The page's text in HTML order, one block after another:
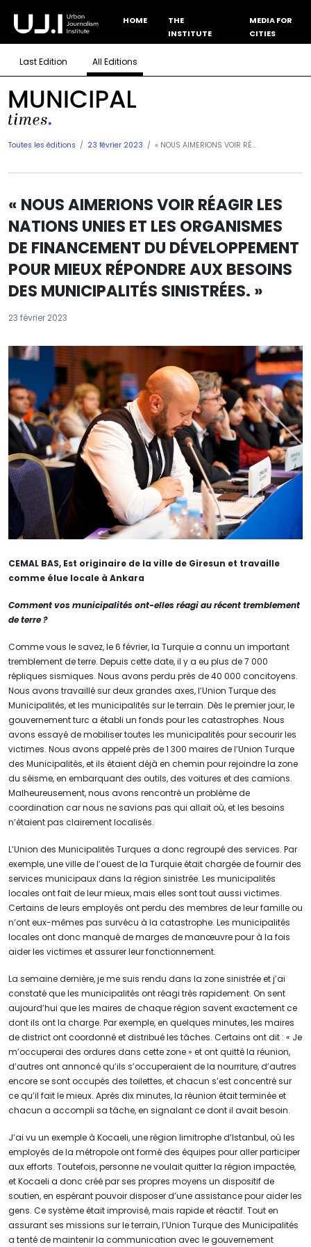
HOME
THE
INSTITUTE
MEDIA FOR
CITIES
Last Edition All Editions
Toutes les éditions 23 février 2023 « NOUS AIMERIONS VOIR RÉ...
« NOUS AIMERIONS VOIR RÉAGIR LES
NATIONS UNIES ET LES ORGANISMES
DE FINANCEMENT DU DÉVELOPPEMENT
POUR MIEUX RÉPONDRE AUX BESOINS
DES MUNICIPALITÉS SINISTRÉES. »
23 février 2023
CEMAL BAS, Est originaire de la ville de Giresun et travaille
comme élue locale à Ankara
Comment vos municipalités ont-elles réagi au récent tremblement
de terre ?
Comme vous le savez, le 6 février, la Turquie a connu un important
tremblement de terre. Depuis cette date, il y a eu plus de 7 000
répliques sismiques. Nous avons perdu près de 40 000 concitoyens.
Nous avons travaillé sur deux grandes axes, l’Union Turque des
Municipalités, et les municipalités sur le terrain. Dès le premier jour, le
gouvernement turc a établi un fonds pour les catastrophes. Nous
avons essayé de mobiliser toutes les municipalités pour secourir les
victimes. Nous avons appelé près de 1 300 maires de l’Union Turque
des Municipalités, et ils étaient déjà en chemin pour rejoindre la zone
du séisme, en embarquant des outils, des voitures et des camions.
Malheureusement, nous avons rencontré un problème de
coordination car nous ne savions pas qui allait où, et les besoins
n’étaient pas clairement localisés.
L’Union des Municipalités Turques a donc regroupé des services. Par
exemple, une ville de l’ouest de la Turquie était chargée de fournir des
services municipaux dans la région sinistrée. Les municipalités
locales ont fait de leur mieux, mais elles sont tout aussi victimes.
Certains de leurs employés ont perdu des membres de leur famille ou
n’ont eux-mêmes pas survécu à la catastrophe. Les municipalités
locales ont donc manqué de marges de manœuvre pour à la fois
aider les victimes et assurer leur fonctionnement.
La semaine dernière, je me suis rendu dans la zone sinistrée et j’ai
constaté que les municipalités ont réagi très rapidement. On sent
aujourd’hui que les maires de chaque région savent exactement ce
dont ils ont la charge. Par exemple, en quelques minutes, les maires
de district ont coordonné et distribué les tâches. Certains ont dit : « Je
m’occuperai des ordures dans cette zone » et ont quitté la réunion,
d’autres ont annoncé qu’ils s’occuperaient de la nourriture, d’autres
encore se sont occupés des toilettes, et chacun s’est concentré sur
ce qu’il fait le mieux. Après dix minutes, la réunion était terminée et
chacun a accompli sa tâche, en signalant ce dont il avait besoin.
J’ai vu un exemple à Kocaeli, une région limitrophe d’Istanbul, où les
employés de la métropole ont formé des équipes pour aller participer
aux efforts. Toutefois, personne ne voulait quitter la région impactée,
et Kocaeli a donc créé par ses propres moyens un dispositif de
soutien, en espérant pouvoir disposer d’une assistance pour aider les
gens. Ce système était improvisé, mais rapide et réactif. Tout en
assurant ses missions sur le terrain, l’Union Turque des Municipalités
a tenté de maintenir la communication avec le gouvernement